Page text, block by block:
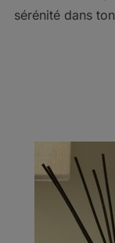
sérénité dans